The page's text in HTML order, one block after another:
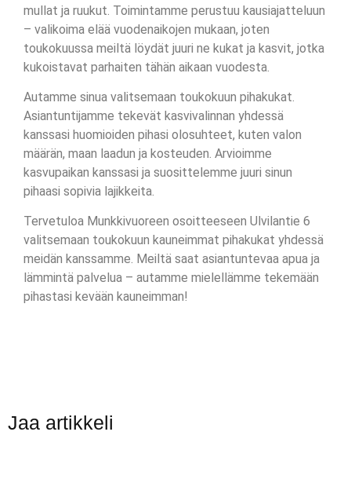
mullat ja ruukut. Toimintamme perustuu kausiajatteluun
– valikoima elää vuodenaikojen mukaan, joten
toukokuussa meiltä löydät juuri ne kukat ja kasvit, jotka
kukoistavat parhaiten tähän aikaan vuodesta.
Autamme sinua valitsemaan toukokuun pihakukat.
Asiantuntijamme tekevät kasvivalinnan yhdessä
kanssasi huomioiden pihasi olosuhteet, kuten valon
määrän, maan laadun ja kosteuden. Arvioimme
kasvupaikan kanssasi ja suosittelemme juuri sinun
pihaasi sopivia lajikkeita.
Tervetuloa Munkkivuoreen osoitteeseen Ulvilantie 6
valitsemaan toukokuun kauneimmat pihakukat yhdessä
meidän kanssamme. Meiltä saat asiantuntevaa apua ja
lämmintä palvelua – autamme mielellämme tekemään
pihastasi kevään kauneimman!
Jaa artikkeli